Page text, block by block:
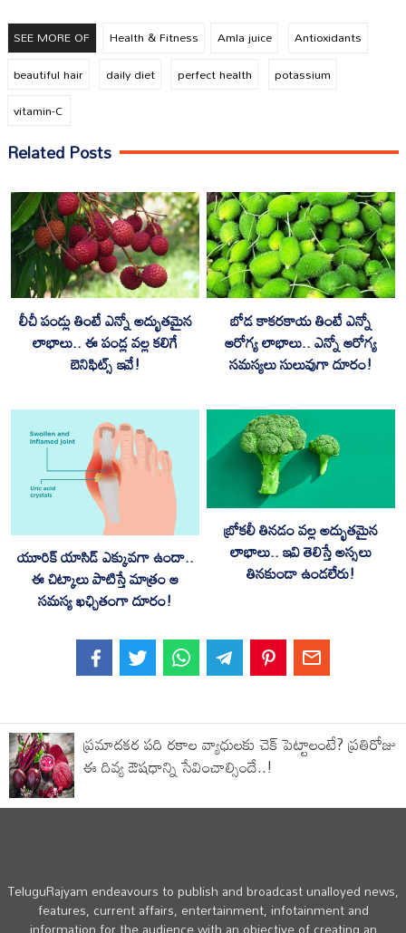
SEE MORE OF Health & Fitness Amla juice
Antioxidants
beautiful hair
daily diet perfect health
potassium
vitamin-C
Related Posts
లీచీ పండ్లు తింటే ఎన్నో అద్భుతమైన
లాభాలు.. ఈ పండ్ల వల్ల కలిగే
బెనిఫిట్స్ ఇవే!
బోడ కాకరకాయ తింటే ఎన్నో
ఆరోగ్య లాభాలు.. ఎన్నో ఆరోగ్య
సమస్యలు సులువుగా దూరం!
యూరిక్ యాసిడ్ ఎక్కువగా ఉందా..
ఈ చిట్కాలు పాటిస్తే మాత్రం ఆ
సమస్య ఖఛ్చితంగా దూరం!
బ్రోకలీ తినడం వల్ల అద్భుతమైన
లాభాలు.. ఇవి తెలిస్తే అస్సలు
తినకుండా ఉండలేరు!
ప్రమాదకర పది రకాల వ్యాధులకు చెక్ పెట్టాలంటే? ప్రతిరోజు
ఈ దివ్య ఔషధాన్ని సేవించాల్సిందే..!
TeluguRajyam endeavours to publish and broadcast unalloyed news,
features, current affairs, entertainment, infotainment and